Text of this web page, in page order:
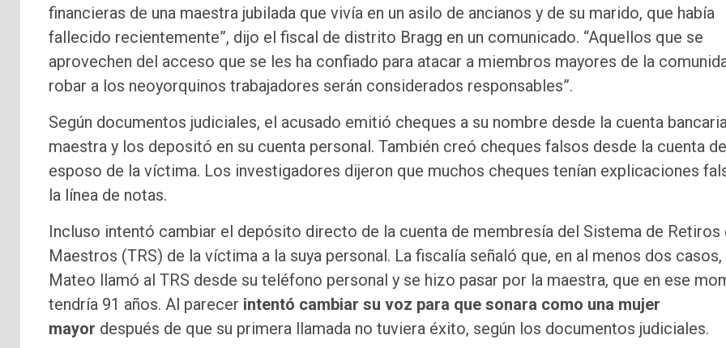
financieras de una maestra jubilada que vivía en un asilo de ancianos y de su marido, que había
fallecido recientemente”, dijo el fiscal de distrito Bragg en un comunicado. “Aquellos que se
aprovechen del acceso que se les ha confiado para atacar a miembros mayores de la
robar a los neoyorquinos trabajadores serán considerados responsables”.
Según documentos judiciales, el acusado emitió cheques a su nombre desde la cuenta
maestra y los depositó en su cuenta personal. También creó cheques falsos desde la cuenta
esposo de la víctima. Los investigadores dijeron que muchos cheques tenían explicaciones
la línea de notas.
Incluso intentó cambiar el depósito directo de la cuenta de membresía del Sistema de Retiros
Maestros (TRS) de la víctima a la suya personal. La fiscalía señaló que, en al menos dos casos,
Mateo llamó al TRS desde su teléfono personal y se hizo pasar por la maestra, que en ese
tendría 91 años. Al parecer intentó cambiar su voz para que sonara como una mujer
mayor después de que su primera llamada no tuviera éxito, según los documentos judiciales.